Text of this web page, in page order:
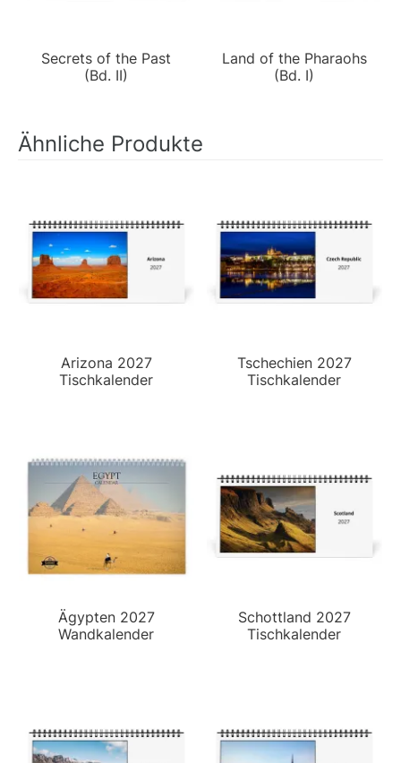
Secrets of the Past
(Bd. II)
Land of the Pharaohs
(Bd. I)
Ähnliche Produkte
Arizona 2027
Tischkalender
Tschechien 2027
Tischkalender
Ägypten 2027
Wandkalender
Schottland 2027
Tischkalender